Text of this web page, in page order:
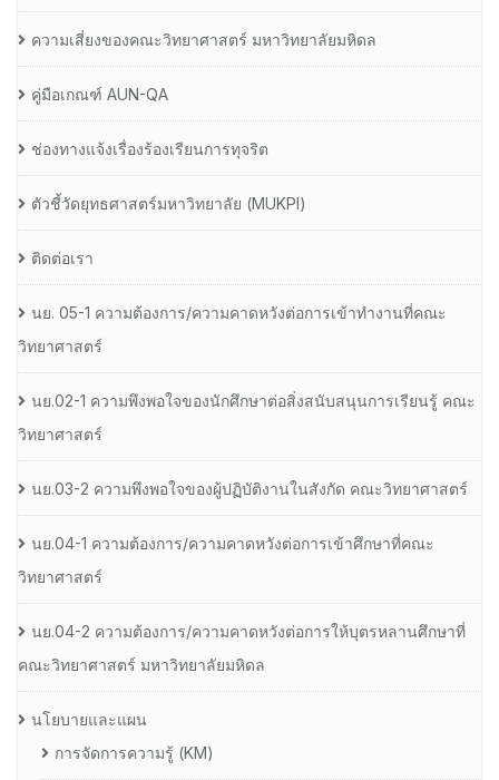
ความเสี่ยงของคณะวิทยาศาสตร์ มหาวิทยาลัยมหิดล
คู่มือเกณฑ์ AUN-QA
ช่องทางแจ้งเรื่องร้องเรียนการทุจริต
ตัวชี้วัดยุทธศาสตร์มหาวิทยาลัย (MUKPI)
ติดต่อเรา
นย. 05-1 ความต้องการ/ความคาดหวังต่อการเข้าทำงานที่คณะ
วิทยาศาสตร์
นย.02-1 ความพึงพอใจของนักศึกษาต่อสิ่งสนับสนุนการเรียนรู้ คณะ
วิทยาศาสตร์
นย.03-2 ความพึงพอใจของผู้ปฏิบัติงานในสังกัด คณะวิทยาศาสตร์
นย.04-1 ความต้องการ/ความคาดหวังต่อการเข้าศึกษาที่คณะ
วิทยาศาสตร์
นย.04-2 ความต้องการ/ความคาดหวังต่อการให้บุตรหลานศึกษาที่
คณะวิทยาศาสตร์ มหาวิทยาลัยมหิดล
นโยบายและแผน
การจัดการความรู้ (KM)